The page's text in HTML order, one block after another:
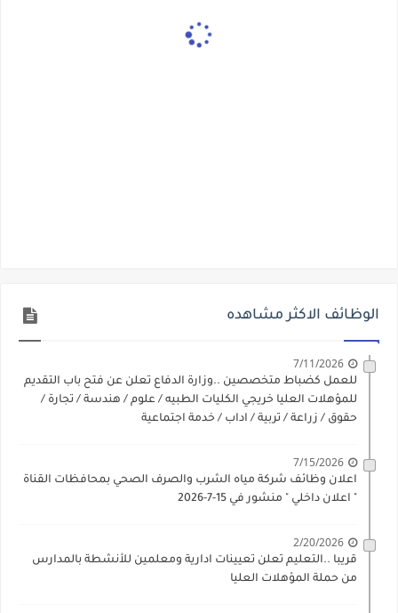
الوظائف الاكثر مشاهده
7/11/2026
للعمل كضباط متخصصين ..وزارة الدفاع تعلن عن فتح باب التقديم
للمؤهلات العليا خريجي الكليات الطبيه / علوم / هندسة / تجارة /
حقوق / زراعة / تربية / اداب / خدمة اجتماعية
7/15/2026
اعلان وظائف شركة مياه الشرب والصرف الصحي بمحافظات القناة
" اعلان داخلي " منشور في 15-7-2026
2/20/2026
قريبا ..التعليم تعلن تعيينات ادارية ومعلمين للأنشطة بالمدارس
من حملة المؤهلات العليا